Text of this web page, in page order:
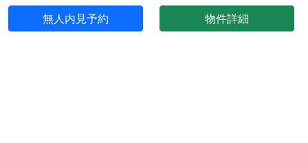
無人内見予約 物件詳細